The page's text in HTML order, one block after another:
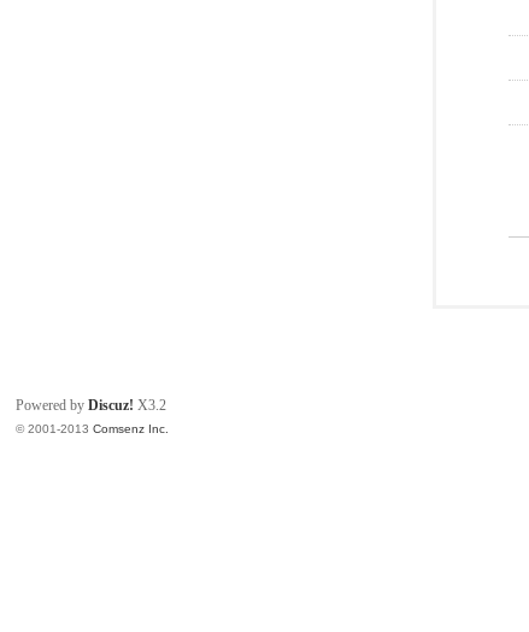
Powered byDiscuz! X3.2
© 2001-2013Comsenz Inc.